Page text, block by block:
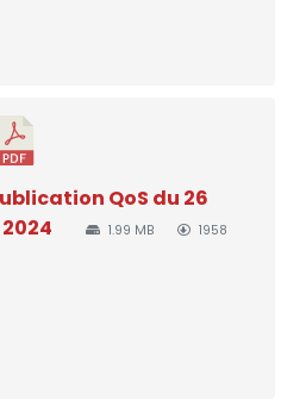
QoS du 26
1.99 MB
1958